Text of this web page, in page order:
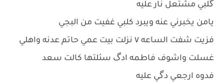
گلبي مشتعل نار عليه
يامن يخبرني عنه ويبرد كلبي غفيت من البجي
فزيت شفت الساعه ٧ نزلت بيت عمي حاتم عدنه واهلي
غسلت واشوف فاطمه ادگ سئلتها كالت سعد
فدوه ارجعي دگي عليه